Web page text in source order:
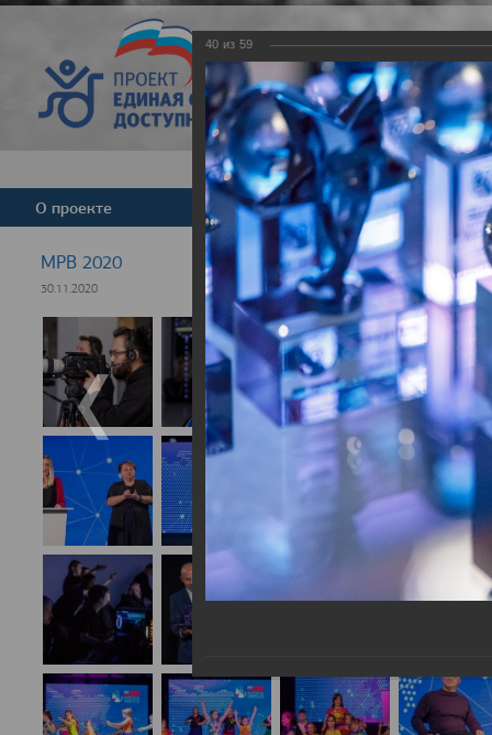
Версия для
О проекте Команда Новости
МРВ 2020
30.11.2020
40 из 59